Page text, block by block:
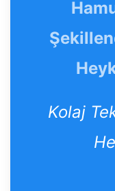
Kolaj